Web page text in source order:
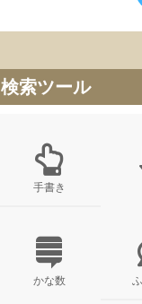
検索ツール
手書き
かな数